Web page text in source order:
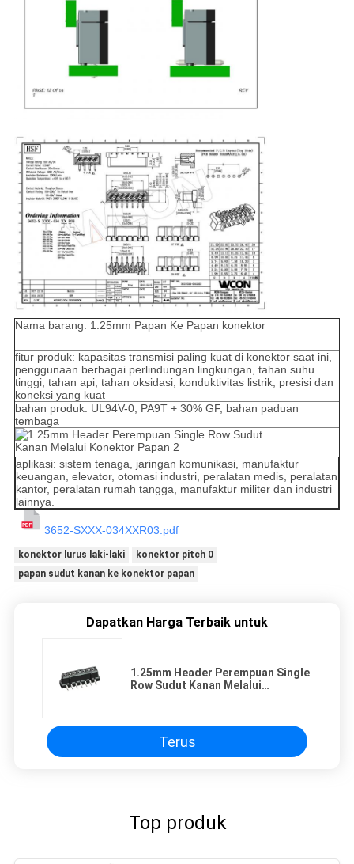
Nama barang: 1.25mm Papan Ke Papan konektor
fitur produk: kapasitas transmisi paling kuat di konektor saat ini,
penggunaan berbagai perlindungan lingkungan, tahan suhu
tinggi, tahan api, tahan oksidasi, konduktivitas listrik, presisi dan
koneksi yang kuat
bahan produk: UL94V-0, PA9T + 30% GF, bahan paduan
tembaga
aplikasi: sistem tenaga, jaringan komunikasi, manufaktur
keuangan, elevator, otomasi industri, peralatan medis, peralatan
kantor, peralatan rumah tangga, manufaktur militer dan industri
lainnya.
3652-SXXX-034XXR03.pdf
konektor lurus laki-laki
konektor pitch 0
papan sudut kanan ke konektor papan
Dapatkan Harga Terbaik untuk
1.25mm Header Perempuan Single
Row Sudut Kanan Melalui
Terus
Top produk